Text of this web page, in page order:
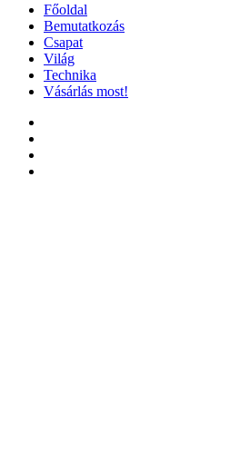
Főoldal
Bemutatkozás
Csapat
Világ
Technika
Vásárlás most!